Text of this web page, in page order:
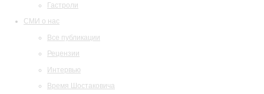
Гастроли
СМИ о нас
Все публикации
Рецензии
Интервью
Время Шостаковича